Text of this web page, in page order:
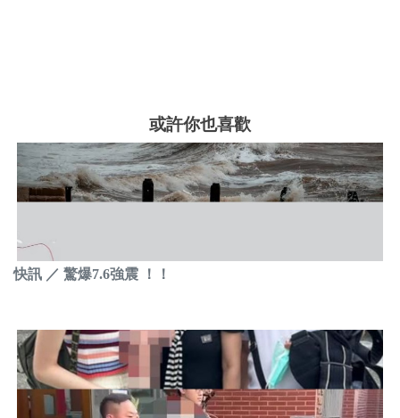
或許你也喜歡
快訊 ／ 驚爆7.6強震 ！！